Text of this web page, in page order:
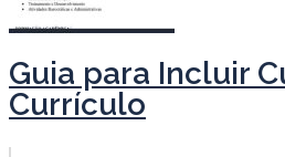
Guia para Incluir
Currículo